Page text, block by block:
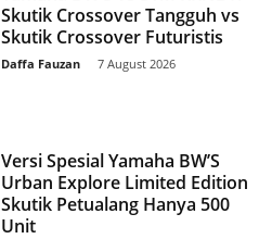
Skutik Crossover Tangguh vs
Skutik Crossover Futuristis
Daffa Fauzan 7 August 2026
Versi Spesial Yamaha BW’S
Urban Explore Limited Edition
Skutik Petualang Hanya 500
Unit